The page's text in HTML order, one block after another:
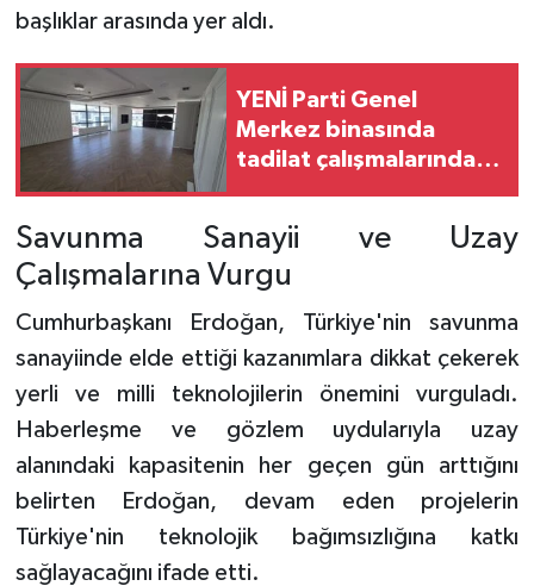
başlıklar arasında yer aldı.
YENİ Parti Genel
Merkez binasında
tadilat çalışmalarında
Savunma Sanayii ve Uzay
Çalışmalarına Vurgu
Cumhurbaşkanı Erdoğan, Türkiye'nin savunma
sanayiinde elde ettiği kazanımlara dikkat çekerek
yerli ve milli teknolojilerin önemini vurguladı.
Haberleşme ve gözlem uydularıyla uzay
alanındaki kapasitenin her geçen gün arttığını
belirten Erdoğan, devam eden projelerin
Türkiye'nin teknolojik bağımsızlığına katkı
sağlayacağını ifade etti.